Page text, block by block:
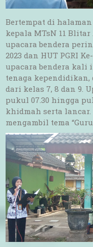
Bertempat di
kepala MTsN 11
upacara bendera
2023 dan HUT PGRI
upacara bendera kali
tenaga kependidikan,
dari kelas 7, 8 dan 9.
pukul 07.30 hingga
khidmah serta
mengambil tema